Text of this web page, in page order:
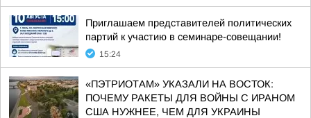
Приглашаем представителей политических
партий к участию в семинаре-совещании!
15:24
«ПЭТРИОТАМ» УКАЗАЛИ НА ВОСТОК:
ПОЧЕМУ РАКЕТЫ ДЛЯ ВОЙНЫ С ИРАНОМ
США НУЖНЕЕ, ЧЕМ ДЛЯ УКРАИНЫ